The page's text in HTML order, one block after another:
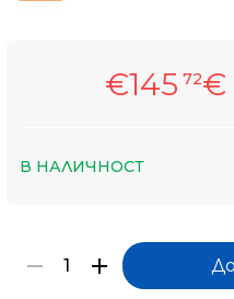
€145 72€
В НАЛИЧНОСТ